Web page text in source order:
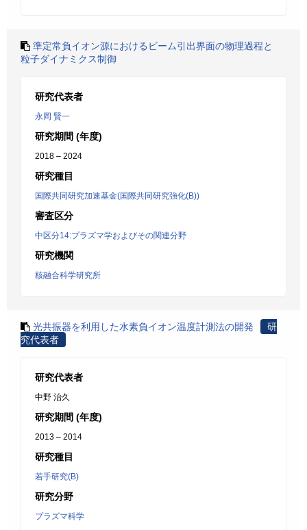
準定常負イオン源におけるビーム引出界面の物理過程と
粒子ダイナミクス制御
研究代表者
永岡 賢一
研究期間 (年度)
2018 – 2024
研究種目
国際共同研究加速基金(国際共同研究強化(B))
審査区分
中区分14:プラズマ学およびその関連分野
研究機関
核融合科学研究所
光共振器を利用した水素負イオン温度計測法の開発
研
究代表者
研究代表者
中野 治久
研究期間 (年度)
2013 – 2014
研究種目
若手研究(B)
研究分野
プラズマ科学